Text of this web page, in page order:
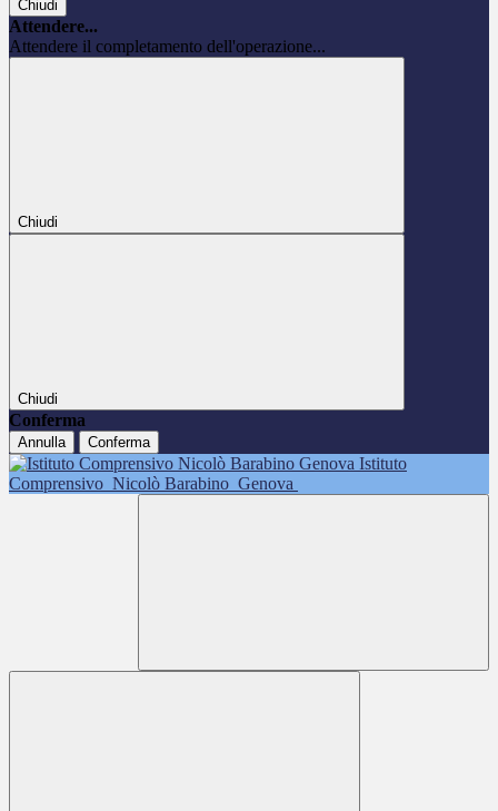
Chiudi
Attendere...
Attendere il completamento dell'operazione...
Chiudi
Chiudi
Conferma
Annulla Conferma
Istituto
Comprensivo Nicolò Barabino Genova